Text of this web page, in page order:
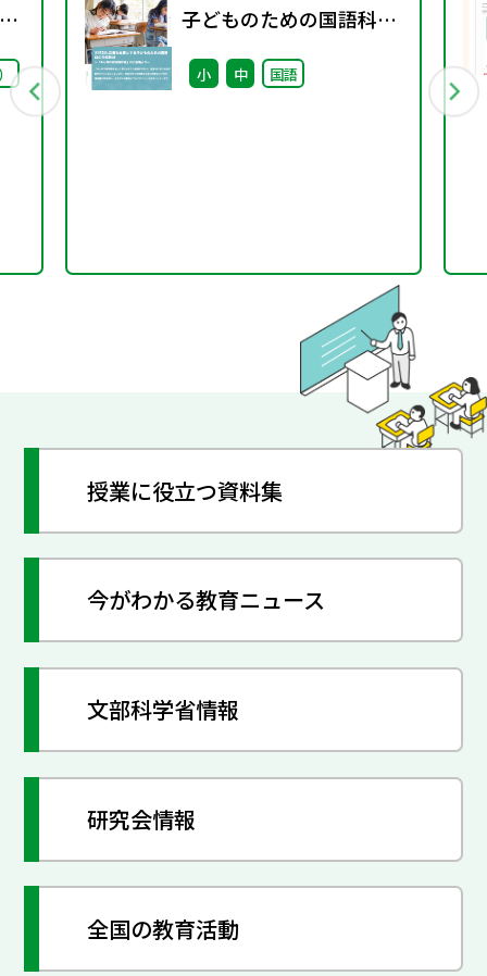
子どものための国語科の
自作教材 ～「みんなの教
材掲示板」のご投稿より
小 中 国語
授業に役立つ資料集
今がわかる教育ニュース
文部科学省情報
研究会情報
全国の教育活動